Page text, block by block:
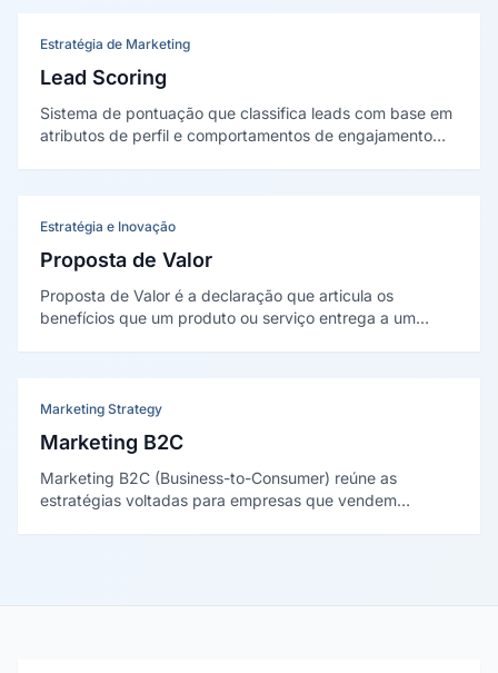
Estratégia de Marketing
Lead Scoring
Sistema de pontuação que classifica leads com base em
atributos de perfil e comportamentos de engajamento
Estratégia e Inovação
Proposta de Valor
Proposta de Valor é a declaração que articula os
benefícios que um produto ou serviço entrega a um
Marketing Strategy
Marketing B2C
Marketing B2C (Business-to-Consumer) reúne as
estratégias voltadas para empresas que vendem